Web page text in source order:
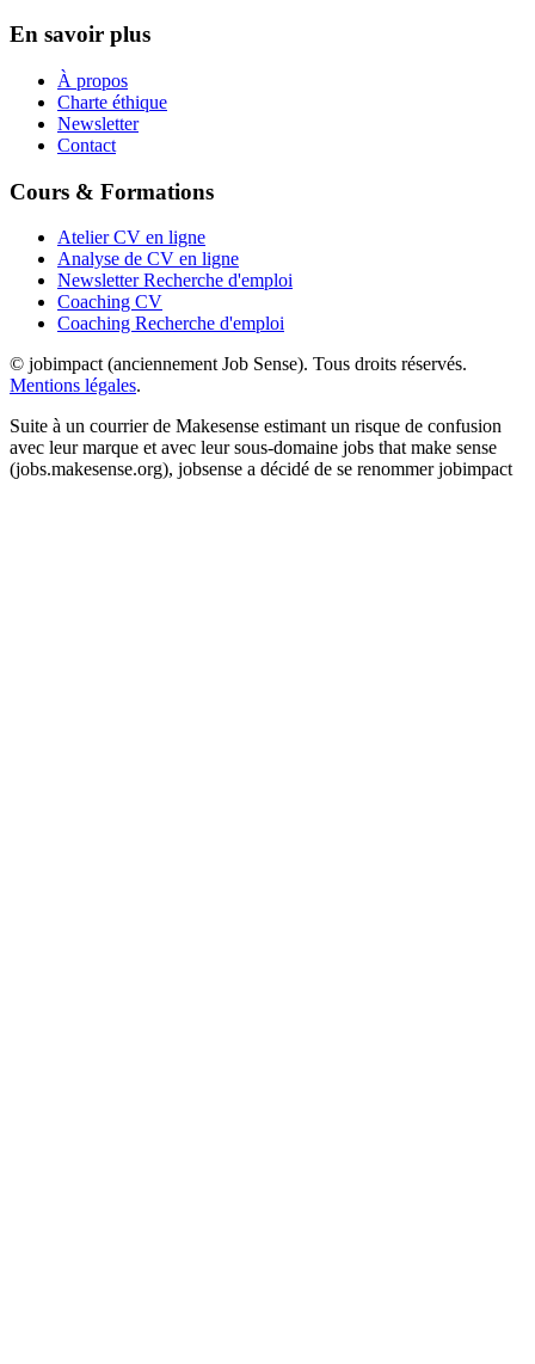
En savoir plus
À propos
Charte éthique
Newsletter
Contact
Cours & Formations
Atelier CV en ligne
Analyse de CV en ligne
Newsletter Recherche d'emploi
Coaching CV
Coaching Recherche d'emploi
© jobimpact (anciennement Job Sense). Tous droits réservés.
Mentions légales.
Suite à un courrier de Makesense estimant un risque de confusion
avec leur marque et avec leur sous-domaine jobs that make sense
(jobs.makesense.org), jobsense a décidé de se renommer jobimpact